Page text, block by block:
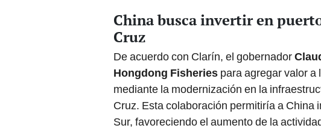
China busca invertir en
Cruz
De acuerdo con Clarín, el gobernador
Hongdong Fisheries para agregar valor
mediante la modernización en la
Cruz. Esta colaboración permitiría a China
Sur, favoreciendo el aumento de la